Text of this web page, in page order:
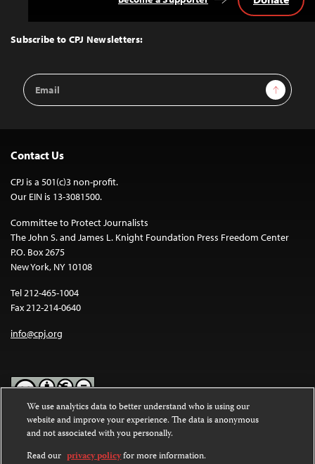
Top
Subscribe to CPJ Newsletters:
Email
Address
Sign Up
Contact Us
CPJ is a 501(c)3 non-profit.
Our EIN is 13-3081500.
Committee to Protect Journalists
The John S. and James L. Knight Foundation Press Freedom Center
P.O. Box 2675
New York, NY 10108
Tel 212-465-1004
Fax 212-214-0640
info@cpj.org
Except where noted, text on this website is licensed under a
Commons Attribution-NonCommercial-NoDerivatives 4.0
International License.
We use analytics data to better understand who is using our
website and improve your experience. The data is anonymous
and not associated with you personally.
Read our privacy policyfor more information.